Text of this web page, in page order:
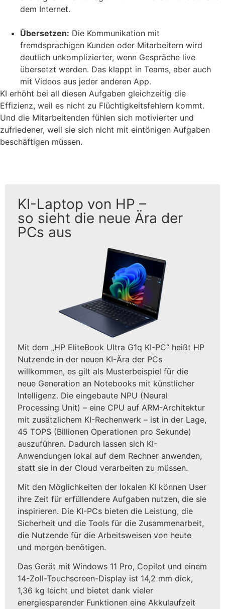
dem Internet.
Übersetzen: Die Kommunikation mit
fremdsprachigen Kunden oder Mitarbeitern wird
deutlich unkomplizierter, wenn Gespräche live
übersetzt werden. Das klappt in Teams, aber auch
mit Videos aus jeder anderen App.
KI erhöht bei all diesen Aufgaben gleichzeitig die
Effizienz, weil es nicht zu Flüchtigkeitsfehlern kommt.
Und die Mitarbeitenden fühlen sich motivierter und
zufriedener, weil sie sich nicht mit eintönigen Aufgaben
beschäftigen müssen.
KI-Laptop von HP –
so sieht die neue Ära der
PCs aus
Mit dem „HP EliteBook Ultra G1q KI-PC“ heißt HP
Nutzende in der neuen KI-Ära der PCs
willkommen, es gilt als Musterbeispiel für die
neue Generation an Notebooks mit künstlicher
Intelligenz. Die eingebaute NPU (Neural
Processing Unit) – eine CPU auf ARM-Architektur
mit zusätzlichem KI-Rechenwerk – ist in der Lage,
45 TOPS (Billionen Operationen pro Sekunde)
auszuführen. Dadurch lassen sich KI-
Anwendungen lokal auf dem Rechner anwenden,
statt sie in der Cloud verarbeiten zu müssen.
Mit den Möglichkeiten der lokalen KI können User
ihre Zeit für erfüllendere Aufgaben nutzen, die sie
inspirieren. Die KI-PCs bieten die Leistung, die
Sicherheit und die Tools für die Zusammenarbeit,
die Nutzende für die Arbeitsweisen von heute
und morgen benötigen.
Das Gerät mit Windows 11 Pro, Copilot und einem
14-Zoll-Touchscreen-Display ist 14,2 mm dick,
1,36 kg leicht und bietet dank vieler
energiesparender Funktionen eine Akkulaufzeit